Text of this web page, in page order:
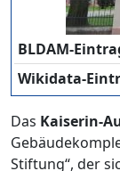
BLDAM-
Wikidata-
Das Kaiserin-
Stiftung“, der